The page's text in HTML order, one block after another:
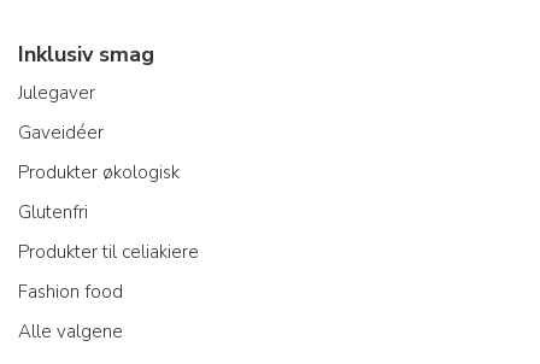
Inklusiv smag
Julegaver
Gaveidéer
Produkter økologisk
Glutenfri
Produkter til celiakiere
Fashion food
Alle valgene